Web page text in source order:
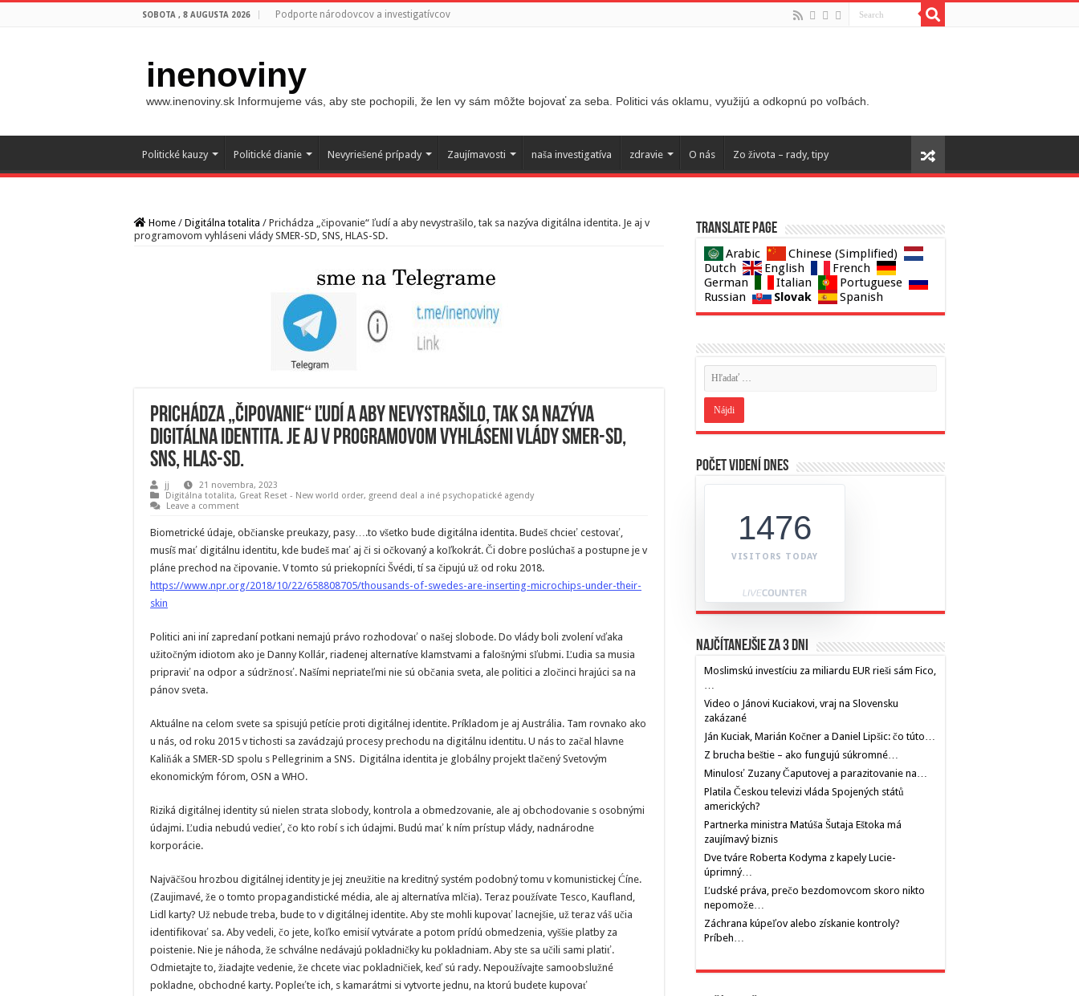
SOBOTA , 8 AUGUSTA 2026 Podporte národovcov a investigatívcov
inenoviny
www.inenoviny.sk Informujeme vás, aby ste pochopili, že len vy sám môžte bojovať za seba. Politici vás oklamu, využijú a odkopnú po voľbách.
Politické kauzy Politické dianie Nevyriešené prípady Zaujímavosti naša investigatíva zdravie O nás Zo života – rady, tipy
Home / Digitálna totalita / Prichádza „čipovanie“ ľudí a aby nevystrašilo, tak sa nazýva digitálna identita. Je aj v
programovom vyhláseni vlády SMER-SD, SNS, HLAS-SD.
Prichádza „čipovanie“ ľudí a aby nevystrašilo, tak sa nazýva
digitálna identita. Je aj v programovom vyhláseni vlády SMER-SD,
SNS, HLAS-SD.
jj
21 novembra, 2023
Digitálna totalita, Great Reset - New world order, greend deal a iné psychopatické agendy
Leave a comment
Biometrické údaje, občianske preukazy, pasy….to všetko bude digitálna identita. Budeš chcieť cestovať,
musíš mať digitálnu identitu, kde budeš mať aj či si očkovaný a koľkokrát. Či dobre poslúchaš a postupne je v
pláne prechod na čipovanie. V tomto sú priekopníci Švédi, tí sa čipujú už od roku 2018.
https://www.npr.org/2018/10/22/658808705/thousands-of-swedes-are-inserting-microchips-under-their-
skin
Politici ani iní zapredaní potkani nemajú právo rozhodovať o našej slobode. Do vlády boli zvolení vďaka
užitočným idiotom ako je Danny Kollár, riadenej alternatíve klamstvami a falošnými sľubmi. Ľudia sa musia
pripraviť na odpor a súdržnosť. Našími nepriateľmi nie sú občania sveta, ale politici a zločinci hrajúci sa na
pánov sveta.
Aktuálne na celom svete sa spisujú petície proti digitálnej identite. Príkladom je aj Austrália. Tam rovnako ako
u nás, od roku 2015 v tichosti sa zavádzajú procesy prechodu na digitálnu identitu. U nás to začal hlavne
Kaliňák a SMER-SD spolu s Pellegrinim a SNS. Digitálna identita je globálny projekt tlačený Svetovým
ekonomickým fórom, OSN a WHO.
Riziká digitálnej identity sú nielen strata slobody, kontrola a obmedzovanie, ale aj obchodovanie s osobnými
údajmi. Ľudia nebudú vedieť, čo kto robí s ich údajmi. Budú mať k ním prístup vlády, nadnárodne
korporácie.
Najväčšou hrozbou digitálnej identity je jej zneužitie na kreditný systém podobný tomu v komunistickej Ćíne.
(Zaujimavé, že o tomto propagandistické média, ale aj alternatíva mlčia). Teraz používate Tesco, Kaufland,
Lidl karty? Už nebude treba, bude to v digitálnej identite. Aby ste mohli kupovať lacnejšie, už teraz váš učia
identifikovať sa. Aby vedeli, čo jete, koľko emisií vytvárate a potom prídú obmedzenia, vyššie platby za
poistenie. Nie je náhoda, že schválne nedávajú pokladničky ku pokladniam. Aby ste sa učili sami platiť.
Odmietajte to, žiadajte vedenie, že chcete viac pokladničiek, keď sú rady. Nepoužívajte samoobslužné
pokladne, obchodné karty. Popleťte ich, s kamarátmi si vytvorte jednu, na ktorú budete kupovať
Translate page
Arabic
Chinese (Simplified)
Dutch
English
French
German
Italian
Portuguese
Russian
Slovak Spanish
Počet videní dnes
1476
VISITORS TODAY
Najčítanejšie za 3 dni
Moslimskú investíciu za miliardu EUR rieši sám Fico,
…
Video o Jánovi Kuciakovi, vraj na Slovensku
zakázané
Ján Kuciak, Marián Kočner a Daniel Lipšic: čo túto…
Z brucha beštie – ako fungujú súkromné…
Minulosť Zuzany Čaputovej a parazitovanie na…
Platila Českou televizi vláda Spojených států
amerických?
Partnerka ministra Matúša Šutaja Eštoka má
zaujímavý biznis
Dve tváre Roberta Kodyma z kapely Lucie-
úprimný…
Ľudské práva, prečo bezdomovcom skoro nikto
nepomože…
Záchrana kúpeľov alebo získanie kontroly?
Príbeh…